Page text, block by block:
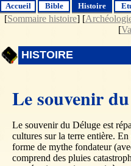
Accueil Bible Histoire
[Sommaire histoire] [
[
HISTOIRE
Le souvenir
Le souvenir du Déluge est
cultures sur la terre entière.
forme de mythe fondateur
comprend des pluies